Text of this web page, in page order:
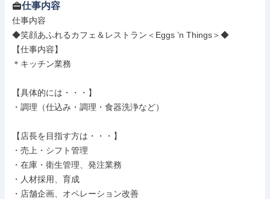
仕事内容
仕事内容
◆笑顔あふれるカフェ＆レストラン＜Eggs ’n Things＞◆
【仕事内容】
＊キッチン業務
【具体的には・・・】
・調理（仕込み・調理・食器洗浄など）
【店長を目指す方は・・・】
・売上・シフト管理
・在庫・衛生管理、発注業務
・人材採用、育成
・店舗企画、オペレーション改善